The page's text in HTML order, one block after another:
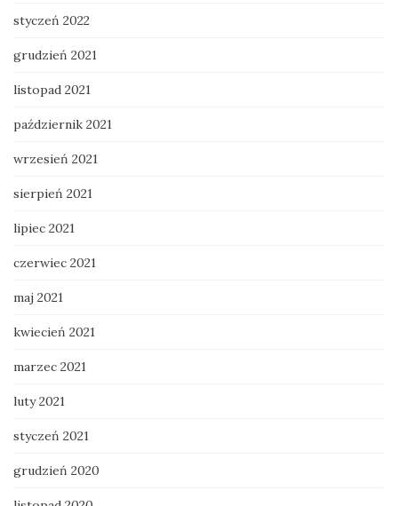
styczeń 2022
grudzień 2021
listopad 2021
październik 2021
wrzesień 2021
sierpień 2021
lipiec 2021
czerwiec 2021
maj 2021
kwiecień 2021
marzec 2021
luty 2021
styczeń 2021
grudzień 2020